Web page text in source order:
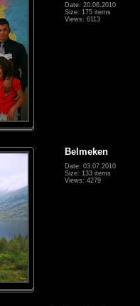
Date: 20.06.2010
Size: 175 items
Views: 6113
Belmeken
Date: 03.07.2010
Size: 133 items
Views: 4279